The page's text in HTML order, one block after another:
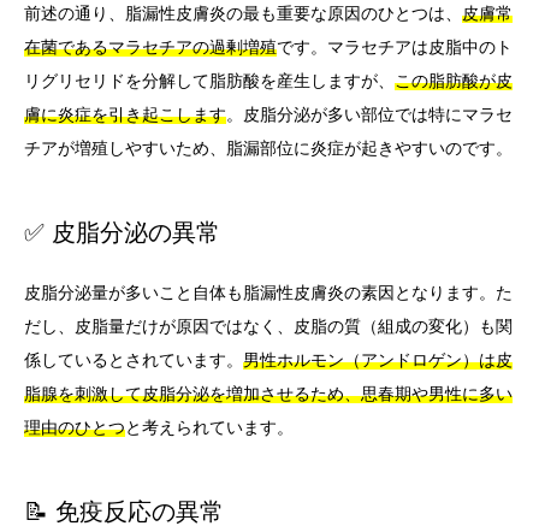
前述の通り、脂漏性皮膚炎の最も重要な原因のひとつは、 皮膚常
在菌であるマラセチアの過剰増殖です。マラセチアは皮脂中のト
リグリセリドを分解して脂肪酸を産生しますが、 この脂肪酸が皮
膚に炎症を引き起こします。皮脂分泌が多い部位では特にマラセ
チアが増殖しやすいため、脂漏部位に炎症が起きやすいのです。
✅ 皮脂分泌の異常
皮脂分泌量が多いこと自体も脂漏性皮膚炎の素因となります。た
だし、皮脂量だけが原因ではなく、皮脂の質（組成の変化）も関
係しているとされています。 男性ホルモン（アンドロゲン）は皮
脂腺を刺激して皮脂分泌を増加させるため、思春期や男性に多い
理由のひとつと考えられています。
📝 免疫反応の異常